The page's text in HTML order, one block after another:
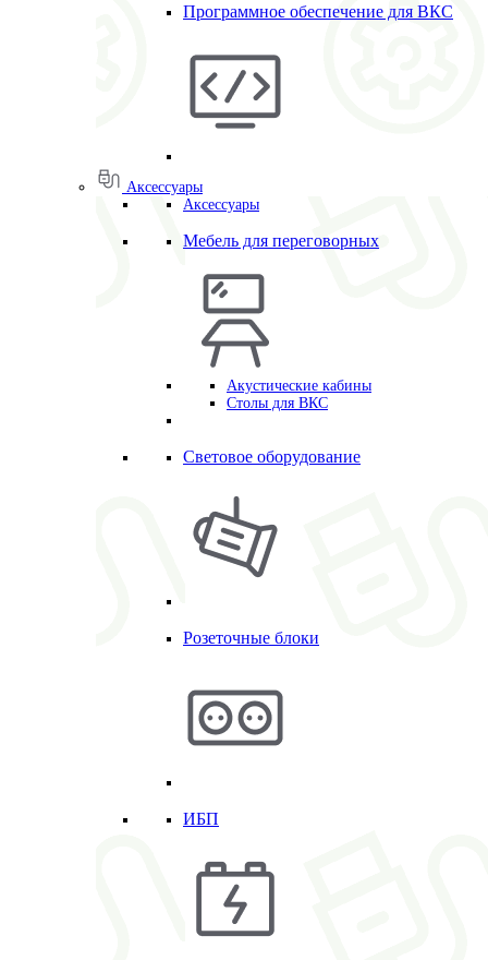
Программное обеспечение для ВКС
Аксессуары
Аксессуары
Мебель для переговорных
Акустические кабины
Столы для ВКС
Световое оборудование
Розеточные блоки
ИБП